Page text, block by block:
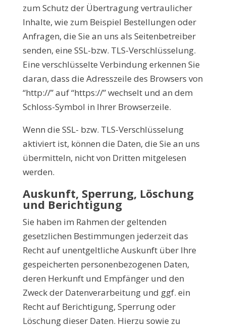
zum Schutz der Übertragung vertraulicher
Inhalte, wie zum Beispiel Bestellungen oder
Anfragen, die Sie an uns als Seitenbetreiber
senden, eine SSL-bzw. TLS-Verschlüsselung.
Eine verschlüsselte Verbindung erkennen Sie
daran, dass die Adresszeile des Browsers von
“http://” auf “https://” wechselt und an dem
Schloss-Symbol in Ihrer Browserzeile.
Wenn die SSL- bzw. TLS-Verschlüsselung
aktiviert ist, können die Daten, die Sie an uns
übermitteln, nicht von Dritten mitgelesen
werden.
Auskunft, Sperrung, Löschung
und Berichtigung
Sie haben im Rahmen der geltenden
gesetzlichen Bestimmungen jederzeit das
Recht auf unentgeltliche Auskunft über Ihre
gespeicherten personenbezogenen Daten,
deren Herkunft und Empfänger und den
Zweck der Datenverarbeitung und ggf. ein
Recht auf Berichtigung, Sperrung oder
Löschung dieser Daten. Hierzu sowie zu